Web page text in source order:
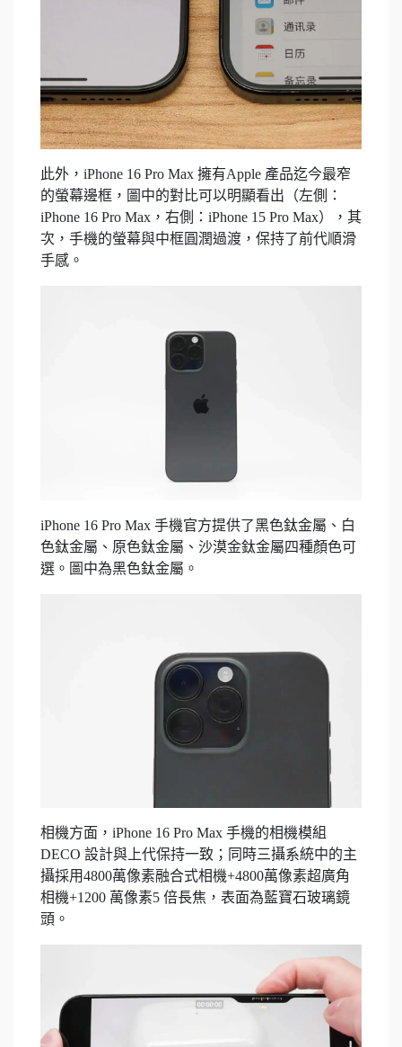
此外，iPhone 16 Pro Max 擁有Apple 產品迄今最窄
的螢幕邊框，圖中的對比可以明顯看出（左側：
iPhone 16 Pro Max，右側：iPhone 15 Pro Max），其
次，手機的螢幕與中框圓潤過渡，保持了前代順滑
手感。
iPhone 16 Pro Max 手機官方提供了黑色鈦金屬、白
色鈦金屬、原色鈦金屬、沙漠金鈦金屬四種顏色可
選。圖中為黑色鈦金屬。
相機方面，iPhone 16 Pro Max 手機的相機模組
DECO 設計與上代保持一致；同時三攝系統中的主
攝採用4800萬像素融合式相機+4800萬像素超廣角
相機+1200 萬像素5 倍長焦，表面為藍寶石玻璃鏡
頭。